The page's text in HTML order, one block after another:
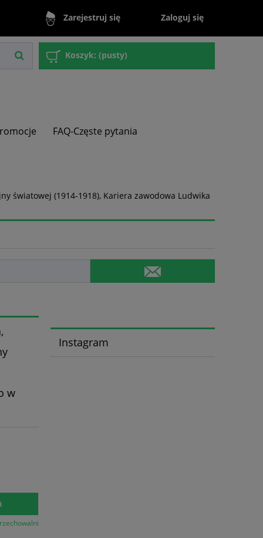
Zarejestruj się Zaloguj się
Koszyk: (pusty)
FAQ-Częste pytania
światowej (1914-1918), Kariera zawodowa Ludwika
w
Instagram